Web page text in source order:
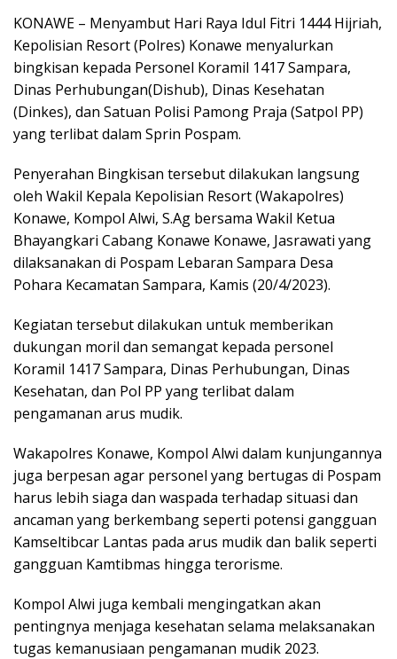
KONAWE – Menyambut Hari Raya Idul Fitri 1444 Hijriah,
Kepolisian Resort (Polres) Konawe menyalurkan
bingkisan kepada Personel Koramil 1417 Sampara,
Dinas Perhubungan(Dishub), Dinas Kesehatan
(Dinkes), dan Satuan Polisi Pamong Praja (Satpol PP)
yang terlibat dalam Sprin Pospam.
Penyerahan Bingkisan tersebut dilakukan langsung
oleh Wakil Kepala Kepolisian Resort (Wakapolres)
Konawe, Kompol Alwi, S.Ag bersama Wakil Ketua
Bhayangkari Cabang Konawe Konawe, Jasrawati yang
dilaksanakan di Pospam Lebaran Sampara Desa
Pohara Kecamatan Sampara, Kamis (20/4/2023).
Kegiatan tersebut dilakukan untuk memberikan
dukungan moril dan semangat kepada personel
Koramil 1417 Sampara, Dinas Perhubungan, Dinas
Kesehatan, dan Pol PP yang terlibat dalam
pengamanan arus mudik.
Wakapolres Konawe, Kompol Alwi dalam kunjungannya
juga berpesan agar personel yang bertugas di Pospam
harus lebih siaga dan waspada terhadap situasi dan
ancaman yang berkembang seperti potensi gangguan
Kamseltibcar Lantas pada arus mudik dan balik seperti
gangguan Kamtibmas hingga terorisme.
Kompol Alwi juga kembali mengingatkan akan
pentingnya menjaga kesehatan selama melaksanakan
tugas kemanusiaan pengamanan mudik 2023.